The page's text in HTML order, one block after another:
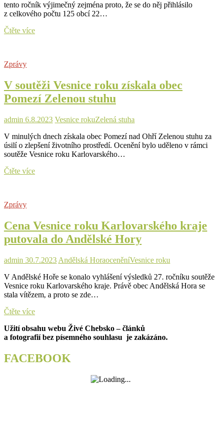
tento ročník výjimečný zejména proto, že se do něj přihlásilo
z celkového počtu 125 obcí 22…
Čtěte víceDo
se
přihlásilo
nejvíce
z Karlovarského
Zprávy
V soutěži Vesnice roku získala obec
Pomezí Zelenou stuhu
admin 6.8.2023 Vesnice rokuZelená stuha
V minulých dnech získala obec Pomezí nad Ohří Zelenou stuhu za
úsilí o zlepšení životního prostředí. Ocenění bylo uděleno v rámci
soutěže Vesnice roku Karlovarského…
Čtěte víceV
Pomezí
Zelenou
stuhu
Zprávy
Cena Vesnice roku Karlovarského kraje
putovala do Andělské Hory
admin 30.7.2023 Andělská HoraoceněníVesnice roku
V Andělské Hoře se konalo vyhlášení výsledků 27. ročníku soutěže
Vesnice roku Karlovarského kraje. Právě obec Andělská Hora se
stala vítězem, a proto se zde…
Čtěte víceCena
roku
Karlovarského
putovala
do
Užití obsahu webu Živé Chebsko – článků
a fotografií bez písemného souhlasu je zakázáno.
FACEBOOK